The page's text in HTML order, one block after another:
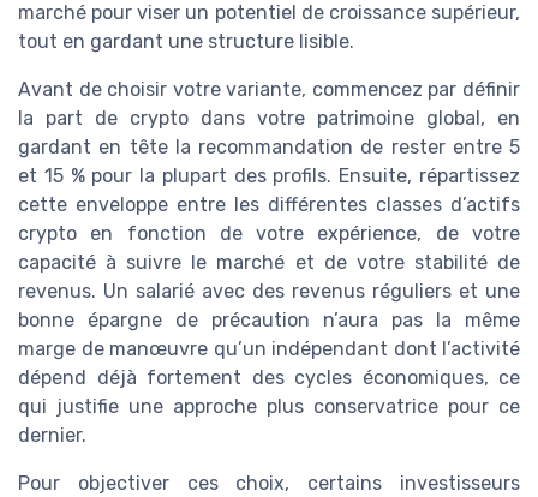
marché pour viser un potentiel de croissance supérieur,
tout en gardant une structure lisible.
Avant de choisir votre variante, commencez par définir
la part de crypto dans votre patrimoine global, en
gardant en tête la recommandation de rester entre 5
et 15 % pour la plupart des profils. Ensuite, répartissez
cette enveloppe entre les différentes classes d’actifs
crypto en fonction de votre expérience, de votre
capacité à suivre le marché et de votre stabilité de
revenus. Un salarié avec des revenus réguliers et une
bonne épargne de précaution n’aura pas la même
marge de manœuvre qu’un indépendant dont l’activité
dépend déjà fortement des cycles économiques, ce
qui justifie une approche plus conservatrice pour ce
dernier.
Pour objectiver ces choix, certains investisseurs